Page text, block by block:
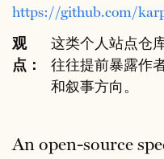
https://github.com/
观
点：
这类个人站点仓
往往提前暴露作
和叙事方向。
An open-source